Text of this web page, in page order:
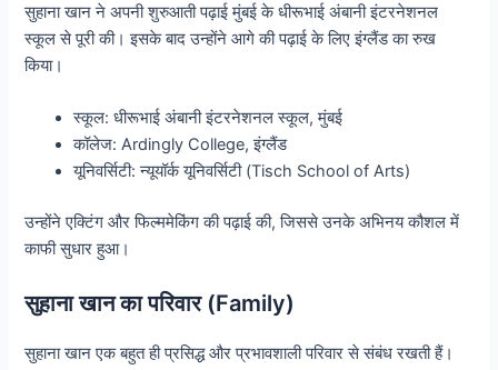
सुहाना खान ने अपनी शुरुआती पढ़ाई मुंबई के धीरूभाई अंबानी इंटरनेशनल
स्कूल से पूरी की। इसके बाद उन्होंने आगे की पढ़ाई के लिए इंग्लैंड का रुख
किया।
स्कूल: धीरूभाई अंबानी इंटरनेशनल स्कूल, मुंबई
कॉलेज: Ardingly College, इंग्लैंड
यूनिवर्सिटी: न्यूयॉर्क यूनिवर्सिटी (Tisch School of Arts)
उन्होंने एक्टिंग और फिल्ममेकिंग की पढ़ाई की, जिससे उनके अभिनय कौशल में
काफी सुधार हुआ।
सुहाना खान का परिवार (Family)
सुहाना खान एक बहुत ही प्रसिद्ध और प्रभावशाली परिवार से संबंध रखती हैं।